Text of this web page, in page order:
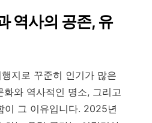
역사의 공존, 유
지로 꾸준히 인기가 많은
와 역사적인 명소, 그리고
이 그 이유입니다. 2025년